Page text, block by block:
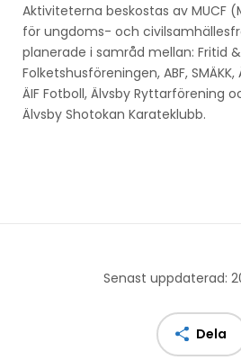
Aktiviteterna beskostas av MUCF
för ungdoms- och
planerade i samråd mellan: Fritid &
Folketshusföreningen, ABF,
ÄIF Fotboll, Älvsby Ryttarförening
Älvsby Shotokan Karateklubb.
Senast uppdaterad:
Dela